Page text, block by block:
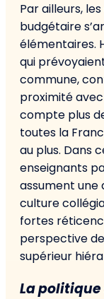
Par ailleurs,
budgétaire
élémentaires.
qui
commune,
proximité
compte plus
toutes la
au plus. Dans
enseignants
assument une
culture
fortes
perspective
supérieur
La politique